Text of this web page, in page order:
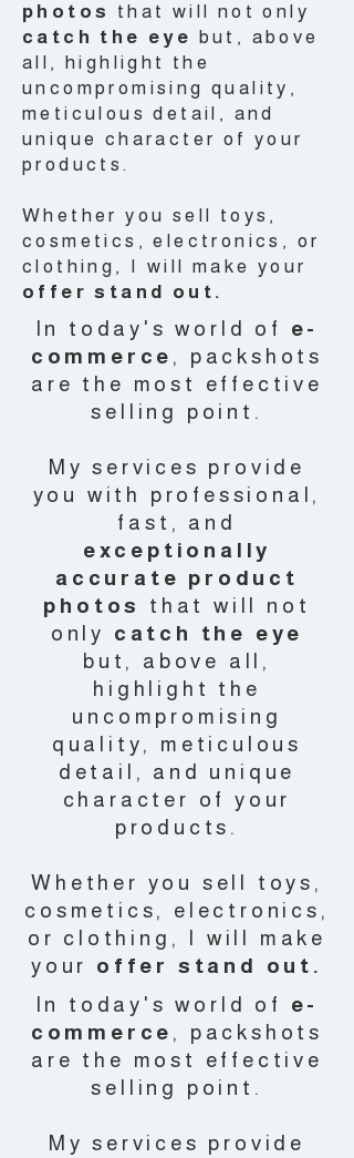
photos
that will not only
catch the eye but, above
all, highlight the
uncompromising quality,
meticulous detail, and
unique character of your
products.
Whether you sell toys,
cosmetics, electronics, or
clothing, I will make your
offer stand out.
In today's world of e-
commerce , packshots
are the most effective
selling point.
My services provide
you with professional,
fast, and
exceptionally
accurate product
photos
that will not
only catch the eye
but, above all,
highlight the
uncompromising
quality, meticulous
detail, and unique
character of your
products.
Whether you sell toys,
cosmetics, electronics,
or clothing, I will make
your offer stand out.
In today's world of e-
commerce , packshots
are the most effective
selling point.
My services provide